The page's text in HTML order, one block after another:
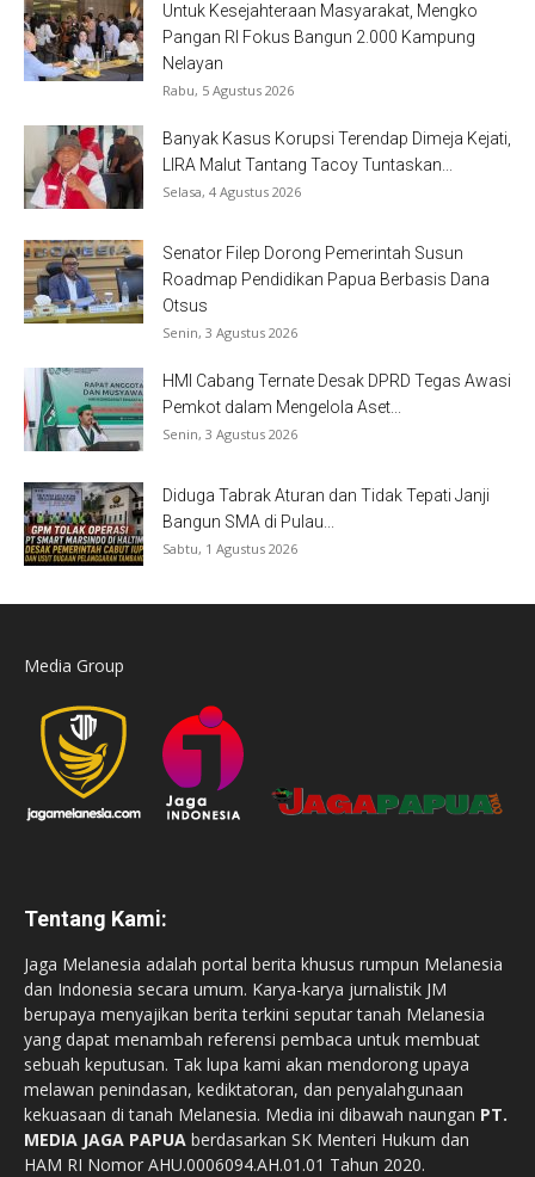
Untuk Kesejahteraan Masyarakat, Mengko
Pangan RI Fokus Bangun 2.000 Kampung
Nelayan
Rabu, 5 Agustus 2026
Banyak Kasus Korupsi Terendap Dimeja Kejati,
LIRA Malut Tantang Tacoy Tuntaskan...
Selasa, 4 Agustus 2026
Senator Filep Dorong Pemerintah Susun
Roadmap Pendidikan Papua Berbasis Dana
Otsus
Senin, 3 Agustus 2026
HMI Cabang Ternate Desak DPRD Tegas Awasi
Pemkot dalam Mengelola Aset...
Senin, 3 Agustus 2026
Diduga Tabrak Aturan dan Tidak Tepati Janji
Bangun SMA di Pulau...
Sabtu, 1 Agustus 2026
Media Group
Tentang Kami:
Jaga Melanesia adalah portal berita khusus rumpun Melanesia
dan Indonesia secara umum. Karya-karya jurnalistik JM
berupaya menyajikan berita terkini seputar tanah Melanesia
yang dapat menambah referensi pembaca untuk membuat
sebuah keputusan. Tak lupa kami akan mendorong upaya
melawan penindasan, kediktatoran, dan penyalahgunaan
kekuasaan di tanah Melanesia. Media ini dibawah naungan PT.
MEDIA JAGA PAPUA berdasarkan SK Menteri Hukum dan
HAM RI Nomor AHU.0006094.AH.01.01 Tahun 2020.